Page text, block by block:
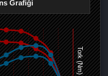
Grafiği
Tork (Nm)